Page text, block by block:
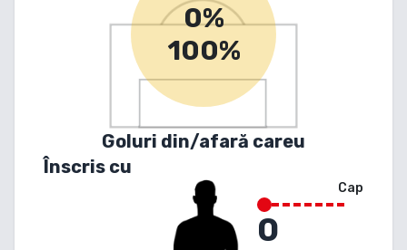
0%
100%
Goluri din/afară careu
Înscris cu
Cap
0